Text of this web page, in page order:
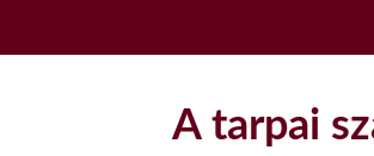
A tarpai